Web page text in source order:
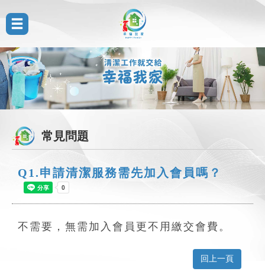
常見問題
Q1.申請清潔服務需先加入會員嗎？
不需要，無需加入會員更不用繳交會費。
回上一頁